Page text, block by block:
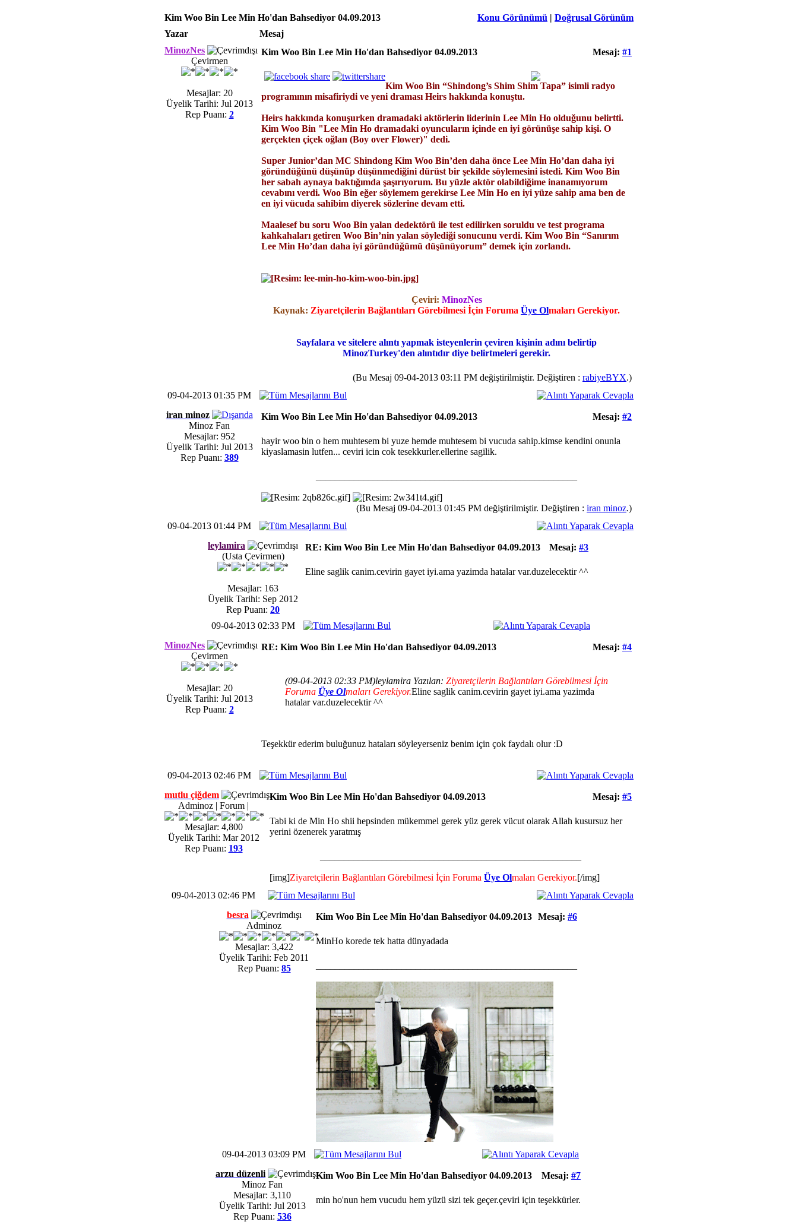
Konu Görünümü | Doğrusal Görünüm
Kim Woo Bin Lee Min Ho'dan Bahsediyor 04.09.2013
Yazar
Mesaj
MinozNes
Çevirmen
Mesajlar: 20
Üyelik Tarihi: Jul 2013
Rep Puanı: 2
Mesaj: #1
Kim Woo Bin Lee Min Ho'dan Bahsediyor 04.09.2013
Kim Woo Bin “Shindong’s Shim Shim Tapa” isimli radyo
programının misafiriydi ve yeni draması Heirs hakkında konuştu.
Heirs hakkında konuşurken dramadaki aktörlerin liderinin Lee Min Ho olduğunu belirtti.
Kim Woo Bin "Lee Min Ho dramadaki oyuncuların içinde en iyi görünüşe sahip kişi. O
gerçekten çiçek oğlan (Boy over Flower)" dedi.
Super Junior’dan MC Shindong Kim Woo Bin’den daha önce Lee Min Ho’dan daha iyi
göründüğünü düşünüp düşünmediğini dürüst bir şekilde söylemesini istedi. Kim Woo Bin
her sabah aynaya baktığımda şaşırıyorum. Bu yüzle aktör olabildiğime inanamıyorum
cevabını verdi. Woo Bin eğer söylemem gerekirse Lee Min Ho en iyi yüze sahip ama ben de
en iyi vücuda sahibim diyerek sözlerine devam etti.
Maalesef bu soru Woo Bin yalan dedektörü ile test edilirken soruldu ve test programa
kahkahaları getiren Woo Bin’nin yalan söylediği sonucunu verdi. Kim Woo Bin “Sanırım
Lee Min Ho’dan daha iyi göründüğümü düşünüyorum” demek için zorlandı.
Çeviri: MinozNes
Kaynak: Ziyaretçilerin Bağlantıları Görebilmesi İçin Foruma Üye Olmaları Gerekiyor.
Sayfalara ve sitelere alıntı yapmak isteyenlerin çeviren kişinin adını belirtip
MinozTurkey'den alıntıdır diye belirtmeleri gerekir.
(Bu Mesaj 09-04-2013 03:11 PM değiştirilmiştir. Değiştiren : rabiyeBYX.)
09-04-2013 01:35 PM
iran minoz
Minoz Fan
Mesajlar: 952
Üyelik Tarihi: Jul 2013
Rep Puanı: 389
Mesaj: #2
Kim Woo Bin Lee Min Ho'dan Bahsediyor 04.09.2013
hayir woo bin o hem muhtesem bi yuze hemde muhtesem bi vucuda sahip.kimse kendini onunla
kiyaslamasin lutfen... ceviri icin cok tesekkurler.ellerine sagilik.
(Bu Mesaj 09-04-2013 01:45 PM değiştirilmiştir. Değiştiren : iran minoz.)
09-04-2013 01:44 PM
leylamira
(Usta Çevirmen)
Mesajlar: 163
Üyelik Tarihi: Sep 2012
Rep Puanı: 20
Mesaj: #3
RE: Kim Woo Bin Lee Min Ho'dan Bahsediyor 04.09.2013
Eline saglik canim.cevirin gayet iyi.ama yazimda hatalar var.duzelecektir ^^
09-04-2013 02:33 PM
MinozNes
Çevirmen
Mesajlar: 20
Üyelik Tarihi: Jul 2013
Rep Puanı: 2
Mesaj: #4
RE: Kim Woo Bin Lee Min Ho'dan Bahsediyor 04.09.2013
(09-04-2013 02:33 PM)leylamira Yazılan: Ziyaretçilerin Bağlantıları Görebilmesi İçin
Foruma Üye Olmaları Gerekiyor.Eline saglik canim.cevirin gayet iyi.ama yazimda
hatalar var.duzelecektir ^^
Teşekkür ederim buluğunuz hataları söyleyerseniz benim için çok faydalı olur :D
09-04-2013 02:46 PM
mutlu çiğdem
Adminoz | Forum |
Mesajlar: 4,800
Üyelik Tarihi: Mar 2012
Rep Puanı: 193
Mesaj: #5
Kim Woo Bin Lee Min Ho'dan Bahsediyor 04.09.2013
Tabi ki de Min Ho shii hepsinden mükemmel gerek yüz gerek vücut olarak Allah kusursuz her
yerini özenerek yaratmış
[img]Ziyaretçilerin Bağlantıları Görebilmesi İçin Foruma Üye Olmaları Gerekiyor.[/img]
09-04-2013 02:46 PM
besra
Adminoz
Mesajlar: 3,422
Üyelik Tarihi: Feb 2011
Rep Puanı: 85
Mesaj: #6
Kim Woo Bin Lee Min Ho'dan Bahsediyor 04.09.2013
MinHo korede tek hatta dünyadada
09-04-2013 03:09 PM
arzu düzenli
Minoz Fan
Mesajlar: 3,110
Üyelik Tarihi: Jul 2013
Rep Puanı: 536
Mesaj: #7
Kim Woo Bin Lee Min Ho'dan Bahsediyor 04.09.2013
min ho'nun hem vucudu hem yüzü sizi tek geçer.çeviri için teşekkürler.